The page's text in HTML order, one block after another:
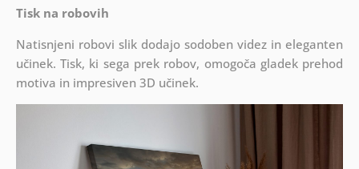
Tisk na robovih
Natisnjeni robovi slik dodajo sodoben videz in eleganten
učinek. Tisk, ki sega prek robov, omogoča gladek prehod
motiva in impresiven 3D učinek.